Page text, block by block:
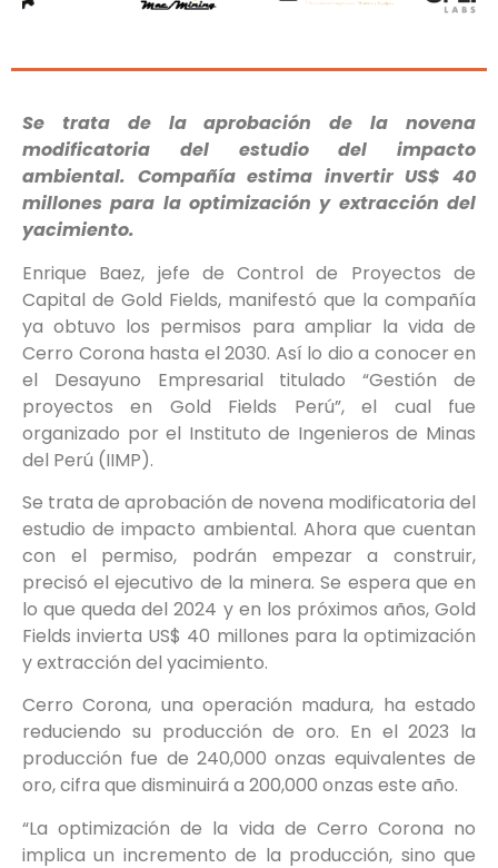
Se trata de la aprobación de la novena
modificatoria del estudio del impacto
ambiental. Compañía estima invertir US$ 40
millones para la optimización y extracción del
yacimiento.
Enrique Baez, jefe de Control de Proyectos de
Capital de Gold Fields, manifestó que la compañía
ya obtuvo los permisos para ampliar la vida de
Cerro Corona hasta el 2030. Así lo dio a conocer en
el Desayuno Empresarial titulado “Gestión de
proyectos en Gold Fields Perú”, el cual fue
organizado por el Instituto de Ingenieros de Minas
del Perú (IIMP).
Se trata de aprobación de novena modificatoria del
estudio de impacto ambiental. Ahora que cuentan
con el permiso, podrán empezar a construir,
precisó el ejecutivo de la minera. Se espera que en
lo que queda del 2024 y en los próximos años, Gold
Fields invierta US$ 40 millones para la optimización
y extracción del yacimiento.
Cerro Corona, una operación madura, ha estado
reduciendo su producción de oro. En el 2023 la
producción fue de 240,000 onzas equivalentes de
oro, cifra que disminuirá a 200,000 onzas este año.
“La optimización de la vida de Cerro Corona no
implica un incremento de la producción, sino que